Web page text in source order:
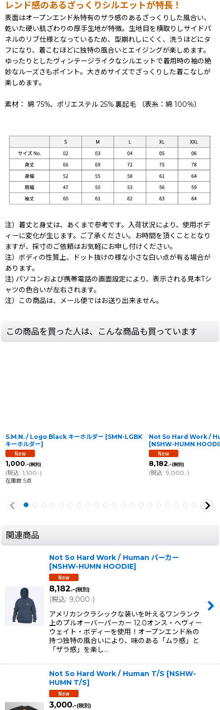
レンド感のあるざっくりシルエットが特長！
表面はオープンエンド糸特有のザラ感のあるざっくりした風合い、
乾いた硬い肌ざわりの厚手生地が特徴。生地目を横取りしサイドパ
ネルのリブ仕様となっているため、型崩れしにくく、洗うほどにタ
フになり、着こむほどに独特の風合いとエイジングが楽しめます。
ゆったりとしたヴィンテージライクなシルエットで着用時の袖の絶
妙なルーズさもポイント。大きめサイズでざっくりした着こなしが
楽しめます。
素材： 綿 75%、ポリエステル 25% 裏起毛 （表糸：綿 100％）
注）着丈と身丈は、あくまで参考です。入荷状況により、使用ボデ
ィーに変化が生じます。ご了承ください。お時間を頂くこととなり
ますが、採寸のご依頼はお気軽にお申し付けください。
注）ボディの性質上、ドット抜けの様な小さな白い点が有る場合が
あります。
注) パソコンおよび携帯電話の画面設定により、表示される見本Tシ
ャツの色合いが左右されます。
注）この商品は、メール便ではお送り出来ません。
この商品を買った人は、こんな商品も買っています
S.M.N. / Logo Black キーホルダー [SMN-LGBK
キーホルダー]
1,000.-(税別)
(税込: 1,100 .-)
在庫数 5点
Not So Hard Work /
[NSHW-HUMN
8,182.-(税別)
(税込: 9,000 .-)
関連商品
Not So Hard Work / Human パーカー
[NSHW-HUMN HOODIE]
8,182.-(税別)
(税込: 9,000.-)
アメリカンクラシックな装いを叶えるワンランク
上のプルオーバーパーカー 12.0オンス・ヘヴィー
ウェイト・ボディーを使用！オープンエンド糸の
持つ独特の風合いにより、味のある「ムラ感」と
「ザラ感」を楽し…
Not So Hard Work / Human T/S [NSHW-
HUMN T/S]
3,000.-(税別)